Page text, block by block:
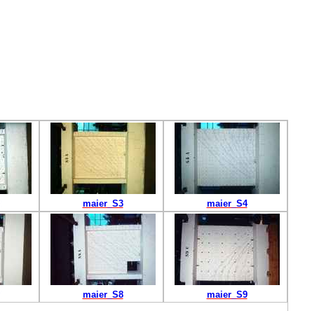
maier_S3 maier_S4
maier_S8 maier_S9